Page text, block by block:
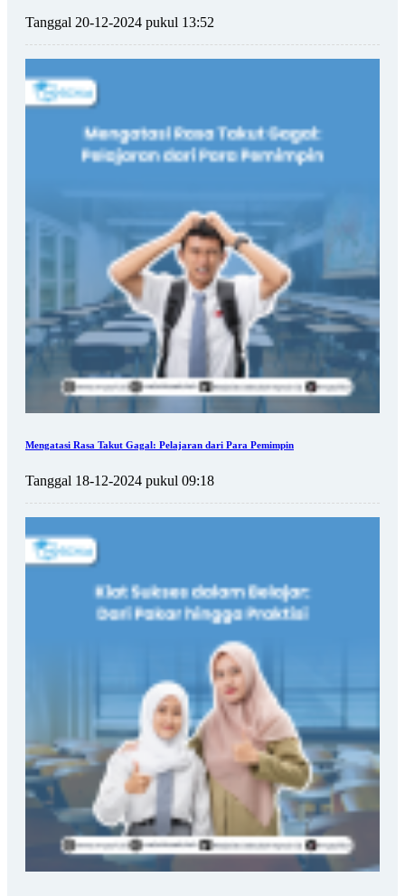
Tanggal 20-12-2024 pukul 13:52
Mengatasi Rasa Takut Gagal: Pelajaran dari Para Pemimpin
Tanggal 18-12-2024 pukul 09:18